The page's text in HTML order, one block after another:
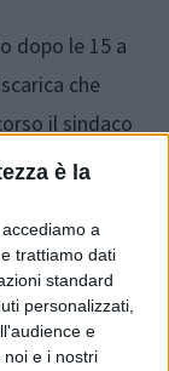
è la
a
trattiamo dati
standard
personalizzati,
e
e i nostri
dopo le 15 a
che
il sindaco
dalla Polizia
caldo, l’aria
hanno
in brevissimo
discarica,
di